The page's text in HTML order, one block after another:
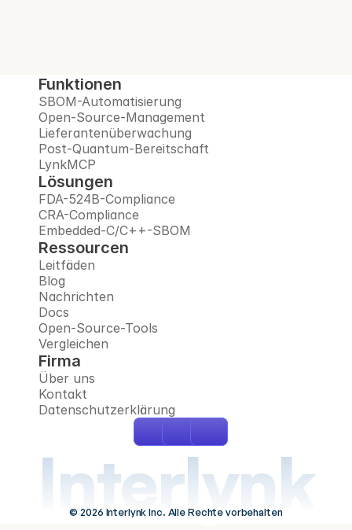
Funktionen
SBOM-Automatisierung
Open-Source-Management
Lieferantenüberwachung
Post-Quantum-Bereitschaft
LynkMCP
Lösungen
FDA-524B-Compliance
CRA-Compliance
Embedded-C/C++-SBOM
Ressourcen
Leitfäden
Blog
Nachrichten
Docs
Open-Source-Tools
Vergleichen
Firma
Über uns
Kontakt
Datenschutzerklärung
Interlynk
© 2026 Interlynk Inc. Alle Rechte vorbehalten